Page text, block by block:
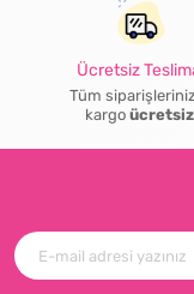
Ücretsiz
Tüm
kargo